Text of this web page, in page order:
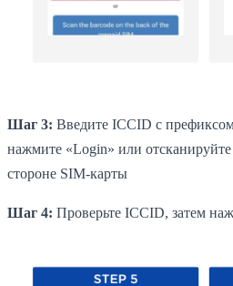
Шаг 3: Введите ICCID с
нажмите «Login» или
стороне SIM-карты
Шаг 4: Проверьте ICCID, затем